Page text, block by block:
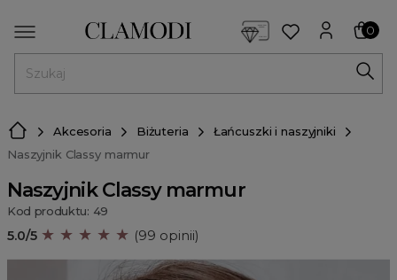
0
Akcesoria Biżuteria
Łańcuszki i naszyjniki
Naszyjnik Classy marmur
Naszyjnik Classy marmur
Kod produktu: 49
5.0/5 ★ ★ ★ ★ ★ (99 opinii)